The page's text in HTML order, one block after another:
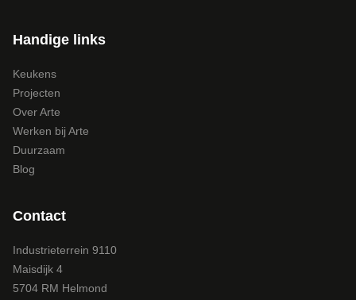
Handige links
Keukens
Projecten
Over Arte
Werken bij Arte
Duurzaam
Blog
Contact
Industrieterrein 9110
Maisdijk 4
5704 RM Helmond